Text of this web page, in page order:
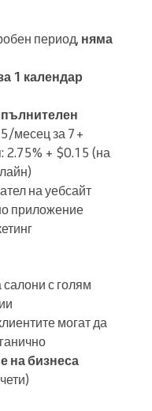
период, няма
1 календар
месец за 7+
2.75% + $0.15 (на
на уебсайт
приложение
салони с голям
могат да
на бизнеса